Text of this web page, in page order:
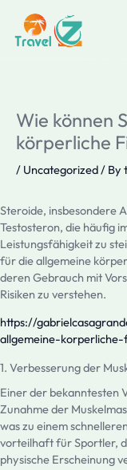
content
Wie können
körperliche
/ Uncategorized/ By
Steroide, insbesondere
Testosteron, die häufig
Leistungsfähigkeit zu
für die allgemeine
deren Gebrauch mit
Risiken zu verstehen.
https://
allgemeine-
1. Verbesserung der
Einer der bekanntesten
Zunahme der
was zu einem
vorteilhaft für Sportler,
physische Erscheinung